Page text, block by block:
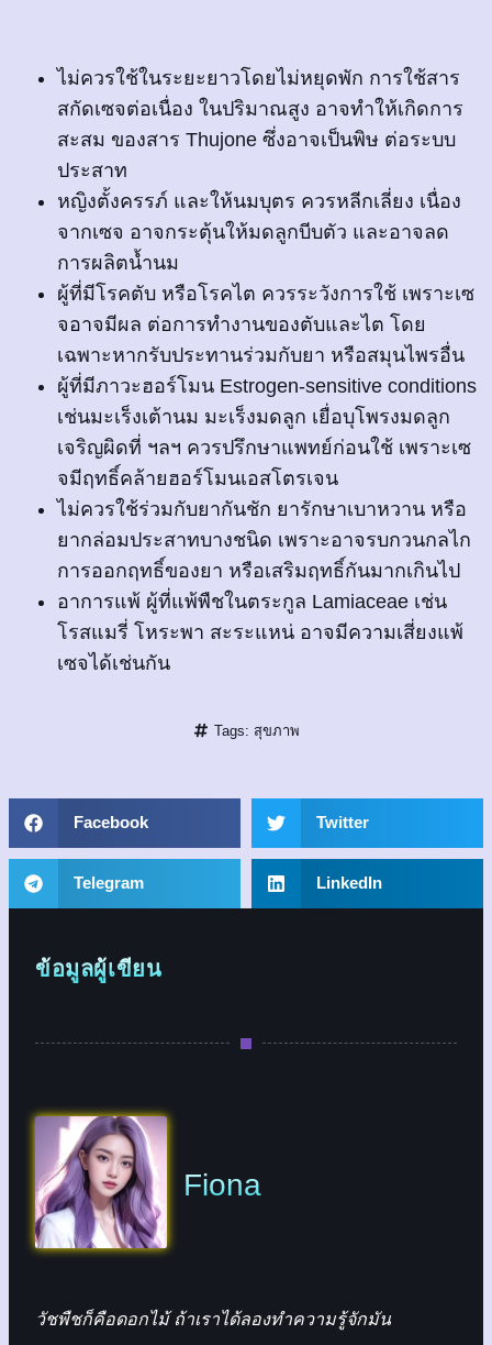
ไม่ควรใช้ในระยะยาวโดยไม่หยุดพัก การใช้สาร
สกัดเซจต่อเนื่อง ในปริมาณสูง อาจทำให้เกิดการ
สะสม ของสาร Thujone ซึ่งอาจเป็นพิษ ต่อระบบ
ประสาท
หญิงตั้งครรภ์ และให้นมบุตร ควรหลีกเลี่ยง เนื่อง
จากเซจ อาจกระตุ้นให้มดลูกบีบตัว และอาจลด
การผลิตน้ำนม
ผู้ที่มีโรคตับ หรือโรคไต ควรระวังการใช้ เพราะเซ
จอาจมีผล ต่อการทำงานของตับและไต โดย
เฉพาะหากรับประทานร่วมกับยา หรือสมุนไพรอื่น
ผู้ที่มีภาวะฮอร์โมน Estrogen-sensitive conditions
เช่นมะเร็งเต้านม มะเร็งมดลูก เยื่อบุโพรงมดลูก
เจริญผิดที่ ฯลฯ ควรปรึกษาแพทย์ก่อนใช้ เพราะเซ
จมีฤทธิ์คล้ายฮอร์โมนเอสโตรเจน
ไม่ควรใช้ร่วมกับยากันชัก ยารักษาเบาหวาน หรือ
ยากล่อมประสาทบางชนิด เพราะอาจรบกวนกลไก
การออกฤทธิ์ของยา หรือเสริมฤทธิ์กันมากเกินไป
อาการแพ้ ผู้ที่แพ้พืชในตระกูล Lamiaceae เช่น
โรสแมรี่ โหระพา สะระแหน่ อาจมีความเสี่ยงแพ้
เซจได้เช่นกัน
Tags: สุขภาพ
Facebook Twitter
Telegram LinkedIn
ข้อมูลผู้เขียน
Fiona
วัชพืชก็คือดอกไม้ ถ้าเราได้ลองทำความรู้จักมัน